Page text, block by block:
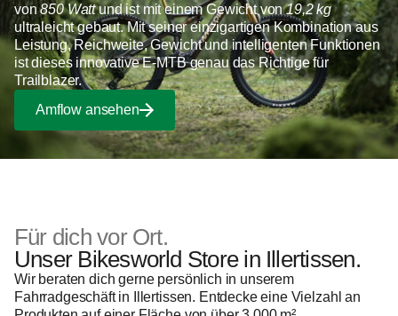
von850 Wattund ist mit einem Gewicht von19,2 kg
ultraleicht gebaut. Mit seiner einzigartigen Kombination aus
Leistung, Reichweite, Gewicht und intelligenten Funktionen
ist dieses innovative E-MTB genau das Richtige für
Trailblazer.
Amflow ansehen
Für dich vor Ort.
Unser Bikesworld Store in Illertissen.
Wir beraten dich gerne persönlich in unserem
Fahrradgeschäft in Illertissen. Entdecke eine Vielzahl an